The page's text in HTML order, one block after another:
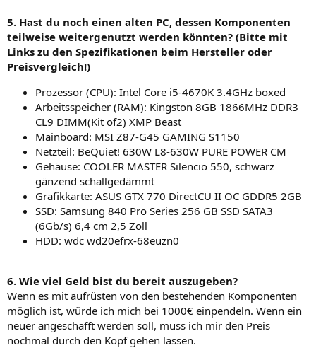
5. Hast du noch einen alten PC, dessen Komponenten
teilweise weitergenutzt werden könnten? (Bitte mit
Links zu den Spezifikationen beim Hersteller oder
Preisvergleich!)
Prozessor (CPU): Intel Core i5-4670K 3.4GHz boxed
Arbeitsspeicher (RAM): Kingston 8GB 1866MHz DDR3
CL9 DIMM(Kit of2) XMP Beast
Mainboard: MSI Z87-G45 GAMING S1150
Netzteil: BeQuiet! 630W L8-630W PURE POWER CM
Gehäuse: COOLER MASTER Silencio 550, schwarz
gänzend schallgedämmt
Grafikkarte: ASUS GTX 770 DirectCU II OC GDDR5 2GB
SSD: Samsung 840 Pro Series 256 GB SSD SATA3
(6Gb/s) 6,4 cm 2,5 Zoll
HDD: wdc wd20efrx-68euzn0
6. Wie viel Geld bist du bereit auszugeben?
Wenn es mit aufrüsten von den bestehenden Komponenten
möglich ist, würde ich mich bei 1000€ einpendeln. Wenn ein
neuer angeschafft werden soll, muss ich mir den Preis
nochmal durch den Kopf gehen lassen.